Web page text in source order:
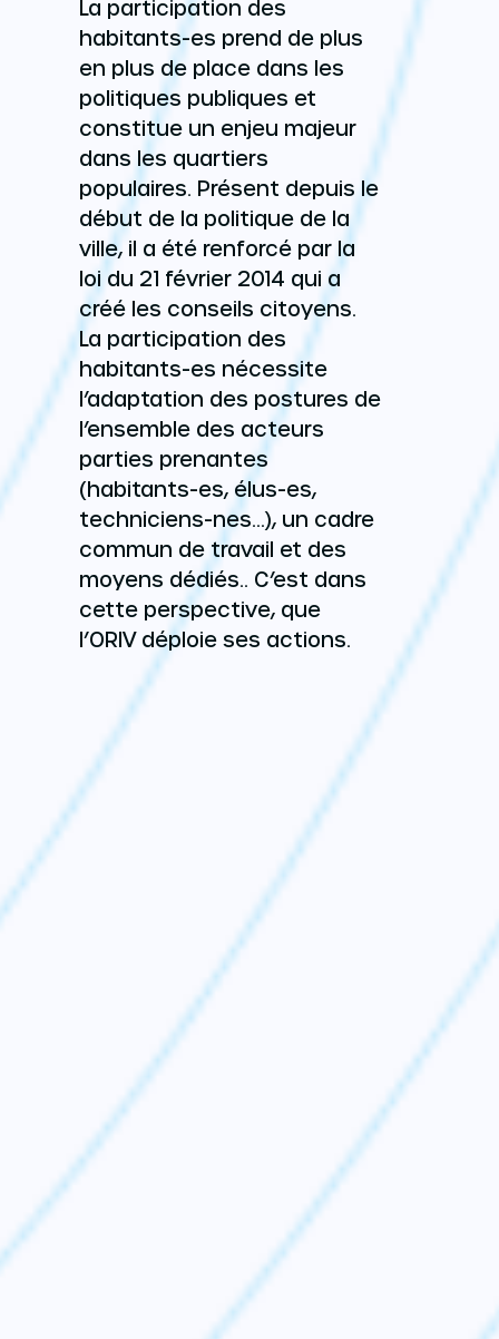
La participation des
habitants-es prend de plus
en plus de place dans les
politiques publiques et
constitue un enjeu majeur
dans les quartiers
populaires. Présent depuis le
début de la politique de la
ville, il a été renforcé par la
loi du 21 février 2014 qui a
créé les conseils citoyens.
La participation des
habitants-es nécessite
l’adaptation des postures de
l’ensemble des acteurs
parties prenantes
(habitants-es, élus-es,
techniciens-nes…), un cadre
commun de travail et des
moyens dédiés.. C’est dans
cette perspective, que
l’ORIV déploie ses actions.